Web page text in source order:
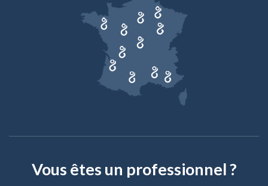
Vous êtes un professionnel ?